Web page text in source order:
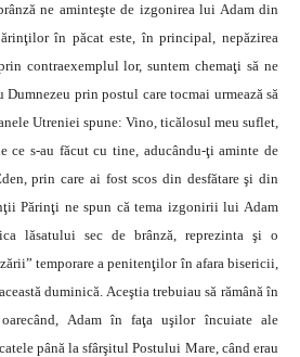
ne aminteşte de izgonirea lui Adam din
în păcat este, în principal, nepăzirea
contraexemplul lor, suntem chemaţi să ne
prin postul care tocmai urmează să
Utreniei spune: Vino, ticălosul meu suflet,
ce s-au făcut cu tine, aducându-ţi aminte de
prin care ai fost scos din desfătare şi din
Părinţi ne spun că tema izgonirii lui Adam
lăsatului sec de brânză, reprezinta şi o
temporare a penitenţilor în afara bisericii,
duminică. Aceştia trebuiau să rămână în
Adam în faţa uşilor încuiate ale
până la sfârşitul Postului Mare, când erau